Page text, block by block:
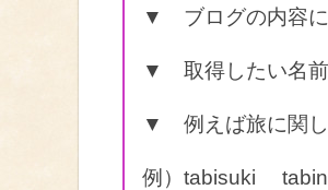
▼ ブログの内容に
▼ 取得したい名前
▼ 例えば旅に関し
例）tabisuki